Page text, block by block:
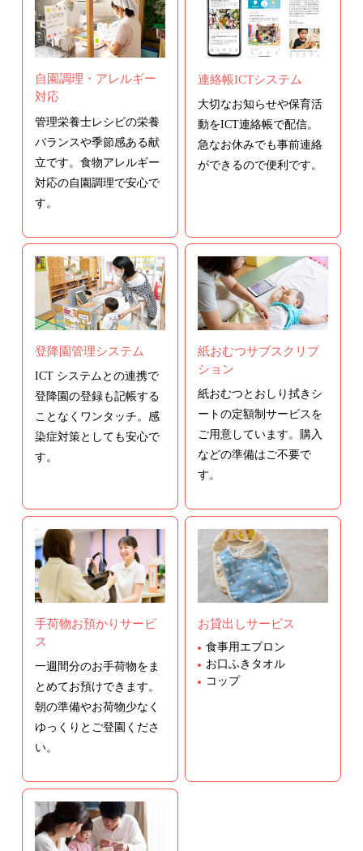
自園調理・アレルギー
対応
管理栄養士レシピの栄養
バランスや季節感ある献
立です。食物アレルギー
対応の自園調理で安心で
す。
連絡帳ICTシステム
大切なお知らせや保育活
動をICT連絡帳で配信。
急なお休みでも事前連絡
ができるので便利です。
登降園管理システム
ICT システムとの連携で
登降園の登録も記帳する
ことなくワンタッチ。感
染症対策としても安心で
す。
紙おむつサブスクリプ
ション
紙おむつとおしり拭きシ
ートの定額制サービスを
ご用意しています。購入
などの準備はご不要で
す。
手荷物お預かりサービ
ス
一週間分のお手荷物をま
とめてお預けできます。
朝の準備やお荷物少なく
ゆっくりとご登園くださ
い。
お貸出しサービス
食事用エプロン
お口ふきタオル
コップ